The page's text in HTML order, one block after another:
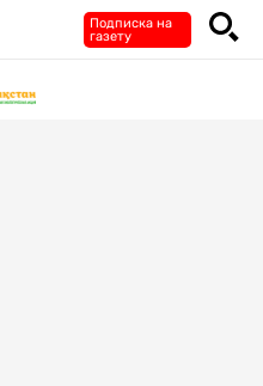
Подписка на
газету